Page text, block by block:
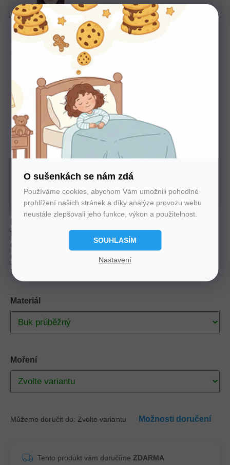
O sušenkách se nám zdá
Používáme cookies, abychom Vám umožnili pohodlné
prohlížení našich stránek a díky analýze provozu webu
neustále zlepšovali jeho funkce, výkon a použitelnost.
SOUHLASÍM
Nastavení
Potřebujete poradit s výběrem?
Nechte nám na sebe číslo. Zavoláme vám a se vším
poradíme
U nás nakupujte bez starostí
záruka. Záruční i pozáruční servis.
Materiál
Moření
Můžeme doručit do: Zvolte variantu Možnosti doručení
Tento produkt vám doručíme ZDARMA
tlumeným zavíráním nabízí dokonalé spojení přírodní
dýhy a masivního dřeva. Je dostupná v dekoru buk nebo
dub, což zaručuje přirozený vzhled a dlouhou životnost.